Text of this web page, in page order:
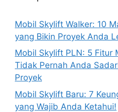
Mobil Skylift Walker: 10
yang Bikin Proyek Anda
Mobil Skylift PLN: 5 Fitur
Tidak Pernah Anda
Proyek
Mobil Skylift Baru: 7
yang Wajib Anda Ketahui!